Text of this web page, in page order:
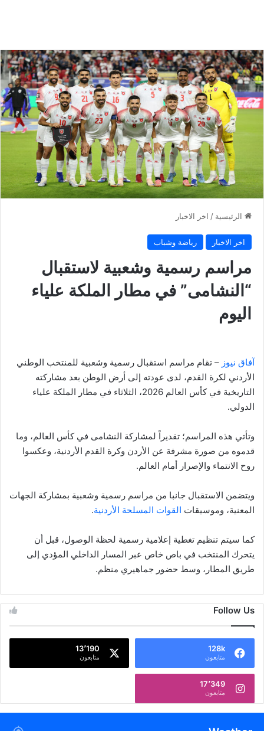
الرئيسية / اخر الاخبار
اخر الاخبار رياضة وشباب
مراسم رسمية وشعبية لاستقبال
“النشامى” في مطار الملكة علياء
اليوم
آفاق نيوز – تقام مراسم استقبال رسمية وشعبية للمنتخب الوطني
الأردني لكرة القدم، لدى عودته إلى أرض الوطن بعد مشاركته
التاريخية في كأس العالم 2026، الثلاثاء في مطار الملكة علياء
الدولي.
وتأتي هذه المراسم؛ تقديراً لمشاركة النشامى في كأس العالم، وما
قدموه من صورة مشرفة عن الأردن وكرة القدم الأردنية، وعكسوا
روح الانتماء والإصرار أمام العالم.
ويتضمن الاستقبال جانبا من مراسم رسمية وشعبية بمشاركة الجهات
المعنية، وموسيقات القوات المسلحة الأردنية.
كما سيتم تنظيم تغطية إعلامية رسمية لحظة الوصول، قبل أن
يتحرك المنتخب في باص خاص عبر المسار الداخلي المؤدي إلى
طريق المطار، وسط حضور جماهيري منظم.
Follow Us
128k
متابعون
13٬190
متابعون
17٬349
متابعون